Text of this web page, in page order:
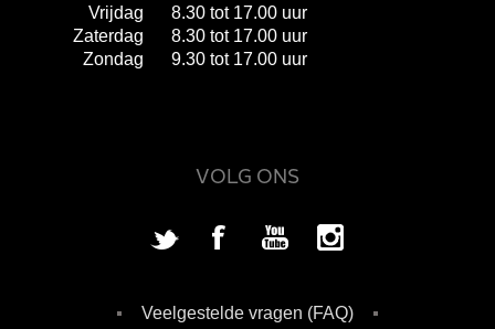
Vrijdag
8.30 tot 17.00 uur
Zaterdag
8.30 tot 17.00 uur
Zondag
9.30 tot 17.00 uur
VOLG ONS
Veelgestelde vragen (FAQ)